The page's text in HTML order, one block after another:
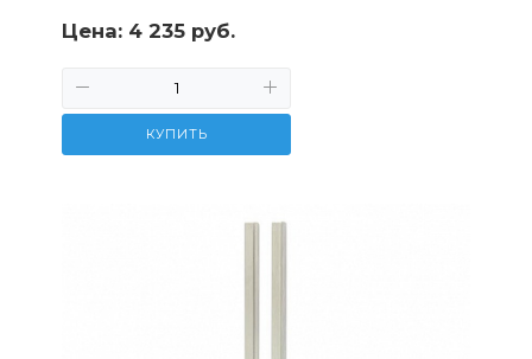
Цена: 4 235 руб.
КУПИТЬ